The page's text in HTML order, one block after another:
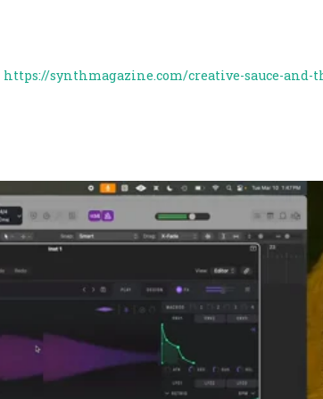
https://synthmagazine.com/creative-sauce-and-